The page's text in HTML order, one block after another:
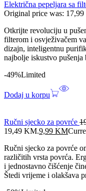
Električna pepeljara sa
Original price was:
Otkrijte revoluciju u
filterom i osvježivačem
dizajn, inteligentnu
najbolje iskustvo
-49%Limited
Dodaj u korpu
Ručni sjecko za povrće
19,49 KM.9,99 KM
Ručni sjecko za povrće
različitih vrsta povrća.
i jednostavno čišćenje
Štedi vrijeme i olakšava